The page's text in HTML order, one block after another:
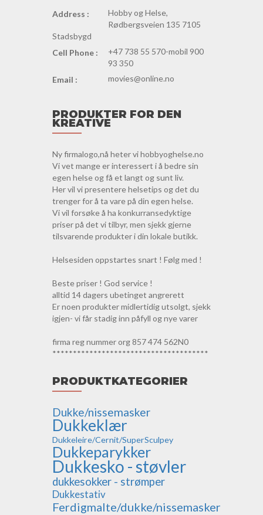
Address :
Hobby og Helse,
Rødbergsveien 135 7105
Stadsbygd
Cell Phone :
+47 738 55 570-mobil 900
93 350
Email :
movies@online.no
PRODUKTER FOR DEN
KREATIVE
Ny firmalogo,nå heter vi hobbyoghelse.no
Vi vet mange er interessert i å bedre sin
egen helse og få et langt og sunt liv.
Her vil vi presentere helsetips og det du
trenger for å ta vare på din egen helse.
Vi vil forsøke å ha konkurransedyktige
priser på det vi tilbyr, men sjekk gjerne
tilsvarende produkter i din lokale butikk.
Helsesiden oppstartes snart ! Følg med !
Beste priser ! God service !
alltid 14 dagers ubetinget angrerett
Er noen produkter midlertidig utsolgt, sjekk
igjen- vi får stadig inn påfyll og nye varer
firma reg nummer org 857 474 562N0
**************************************
PRODUKTKATEGORIER
Dukke/nissemasker
Dukkeklær
Dukkeleire/Cernit/SuperSculpey
Dukkeparykker
Dukkesko - støvler
dukkesokker - strømper
Dukkestativ
Ferdigmalte/dukke/nissemasker